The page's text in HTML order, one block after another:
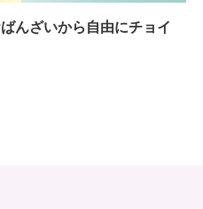
んざいから自由にチョイ